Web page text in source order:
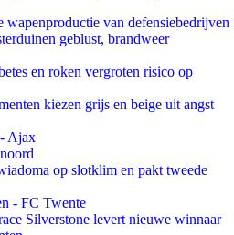
wapenproductie van defensiebedrijven
geblust, brandweer
en roken vergroten risico op
kiezen grijs en beige uit angst
Ajax
op slotklim en pakt tweede
- FC Twente
Silverstone levert nieuwe winnaar